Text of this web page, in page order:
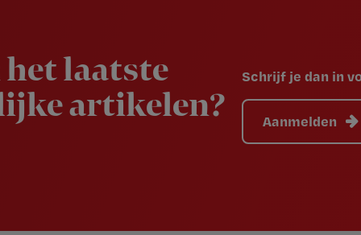
laatste
artikelen?
Schrijf je dan in
Aanmelden